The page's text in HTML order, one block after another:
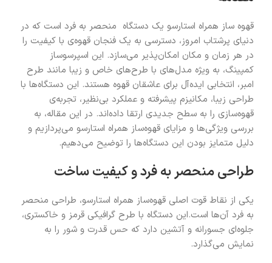
قهوه ساز همراه استارسو یک دستگاه منحصر به فرد است که در
دنیای پرشتاب امروز، دسترسی به یک فنجان قهوه‌ی با کیفیت را
در هر زمان و مکان امکان‌پذیر می‌سازد. این اسپرسوساز
کمپینگ، به ویژه مدل‌های با طرح‌های خاص و زیبا مانند طرح
امبر، انتخابی ایده‌آل برای عاشقان قهوه هستند. این دستگاه‌ها با
طراحی زیبا، مکانیزم پیشرفته و عملکرد بی‌نظیر، تجربه‌ی
قهوه‌سازی را به سطح جدیدی ارتقا داده‌اند. در این مقاله، به
بررسی ویژگی‌ها و مزایای قهوه‌ساز همراه استارسو می‌پردازیم و
دلیل متمایز بودن این دستگاه‌ها را توضیح می‌دهیم.
طراحی منحصر به فرد و کیفیت ساخت
یکی از نقاط قوت اصلی قهوه‌ساز همراه استارسو، طراحی منحصر
به فرد آن‌ها است.این دستگاه با طرح گرافیکی قرمز و خاکستری،
جلوه‌ای جسورانه و آتشین دارد که حس قدرت و شور را به
نمایش می‌گذارد.